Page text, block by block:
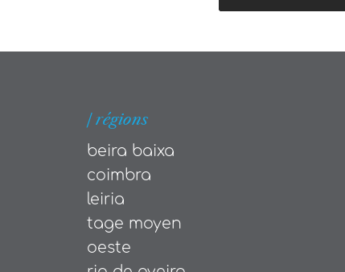
| régions
beira baixa
coimbra
leiria
tage moyen
oeste